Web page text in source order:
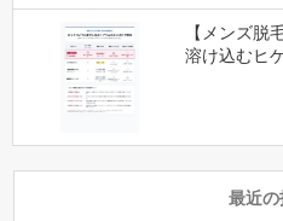
【メンズ脱
溶け込むヒ
最近の